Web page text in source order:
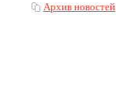
Архив новостей